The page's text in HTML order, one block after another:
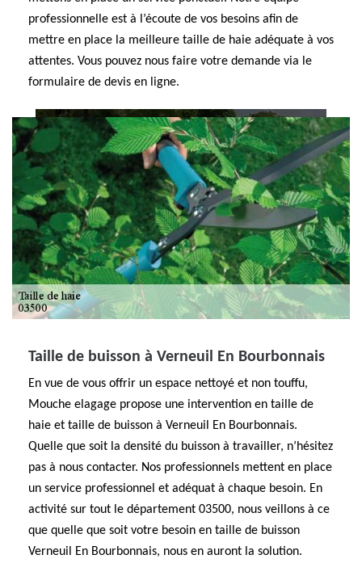
professionnelle est à l’écoute de vos besoins afin de
mettre en place la meilleure taille de haie adéquate à vos
attentes. Vous pouvez nous faire votre demande via le
formulaire de devis en ligne.
Taille de buisson à Verneuil En Bourbonnais
En vue de vous offrir un espace nettoyé et non touffu,
Mouche elagage propose une intervention en taille de
haie et taille de buisson à Verneuil En Bourbonnais.
Quelle que soit la densité du buisson à travailler, n’hésitez
pas à nous contacter. Nos professionnels mettent en place
un service professionnel et adéquat à chaque besoin. En
activité sur tout le département 03500, nous veillons à ce
que quelle que soit votre besoin en taille de buisson
Verneuil En Bourbonnais, nous en auront la solution.